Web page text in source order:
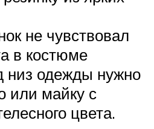
не чувствовал
в костюме
низ одежды нужно
или майку с
цвета.